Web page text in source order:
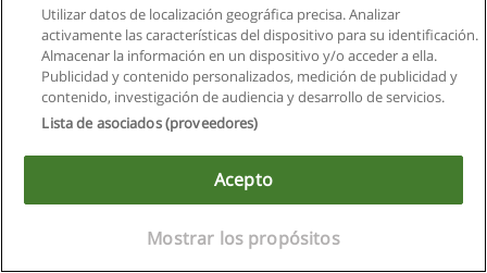
Privacidad de datos
Contactar con Educaedu
Copyright © Educaedu Business S.L. - CIF : B-95610580: -
www.educaedu.com.ec
Utilizar datos de localización geográfica precisa. Analizar
activamente las características del dispositivo para su identificación.
Almacenar la información en un dispositivo y/o acceder a ella.
Publicidad y contenido personalizados, medición de publicidad y
contenido, investigación de audiencia y desarrollo de servicios.
Lista de asociados (proveedores)
Acepto
Mostrar los propósitos